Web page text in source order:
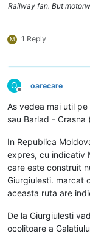
Railway fan. But
M 1 Reply
O
Deconectat
oarecare
As vedea mai util
sau Barlad - Crasna
In Republica
expres, cu indicativ
care este construit
Giurgiulesti. marcat
aceasta ruta are
De la Giurgiulesti
ocolitoare a